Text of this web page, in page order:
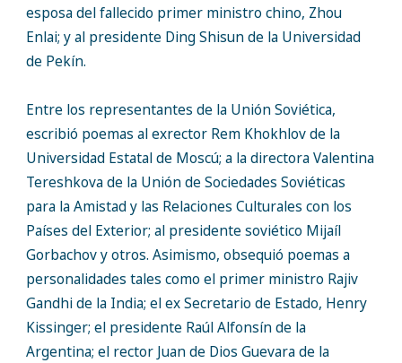
esposa del fallecido primer ministro chino, Zhou
Enlai; y al presidente Ding Shisun de la Universidad
de Pekín.
Entre los representantes de la Unión Soviética,
escribió poemas al exrector Rem Khokhlov de la
Universidad Estatal de Moscú; a la directora Valentina
Tereshkova de la Unión de Sociedades Soviéticas
para la Amistad y las Relaciones Culturales con los
Países del Exterior; al presidente soviético Mijaíl
Gorbachov y otros. Asimismo, obsequió poemas a
personalidades tales como el primer ministro Rajiv
Gandhi de la India; el ex Secretario de Estado, Henry
Kissinger; el presidente Raúl Alfonsín de la
Argentina; el rector Juan de Dios Guevara de la